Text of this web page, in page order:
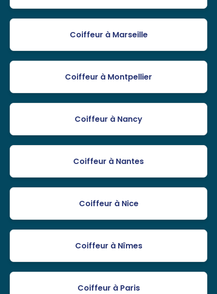
Coiffeur à Marseille
Coiffeur à Montpellier
Coiffeur à Nancy
Coiffeur à Nantes
Coiffeur à Nice
Coiffeur à Nîmes
Coiffeur à Paris